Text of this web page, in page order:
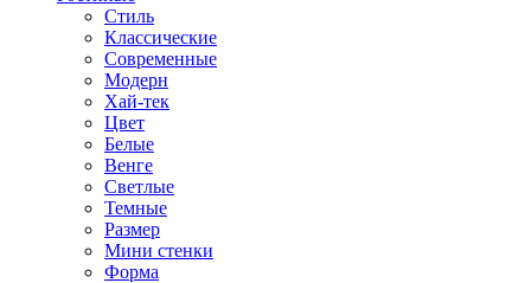
Стиль
Классические
Современные
Модерн
Хай-тек
Цвет
Белые
Венге
Светлые
Темные
Размер
Мини стенки
Форма